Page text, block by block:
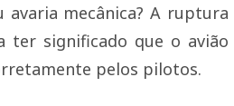
mecânica? A ruptura
ter significado que o avião
pelos pilotos.